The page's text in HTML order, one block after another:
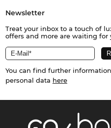
Newsletter
Treat your inbox to a touch of
offers and more are waiting for
You can find further
personal data here